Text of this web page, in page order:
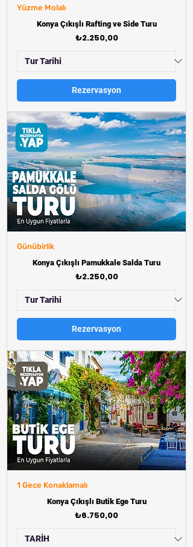
Yüzme Molalı
Konya Çıkışlı Rafting ve Side Turu
Fiyat
₺2.250,00
Rezervasyon
Günübirlik
Konya Çıkışlı Pamukkale Salda Turu
Fiyat
₺2.250,00
Rezervasyon
1 Gece Konaklamalı
Konya Çıkışlı Butik Ege Turu
Fiyat
₺6.750,00